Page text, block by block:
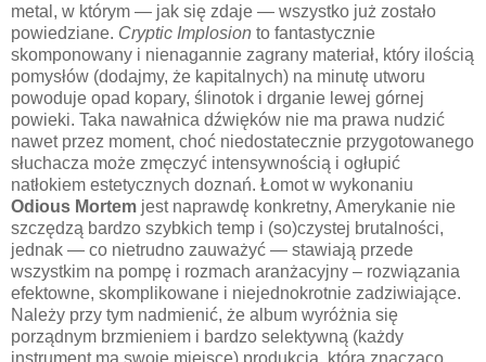
metal, w którym — jak się zdaje — wszystko już zostało
powiedziane. Cryptic Implosion to fantastycznie
skomponowany i nienagannie zagrany materiał, który ilością
pomysłów (dodajmy, że kapitalnych) na minutę utworu
powoduje opad kopary, ślinotok i drganie lewej górnej
powieki. Taka nawałnica dźwięków nie ma prawa nudzić
nawet przez moment, choć niedostatecznie przygotowanego
słuchacza może zmęczyć intensywnością i ogłupić
natłokiem estetycznych doznań. Łomot w wykonaniu
Odious Mortem jest naprawdę konkretny, Amerykanie nie
szczędzą bardzo szybkich temp i (so)czystej brutalności,
jednak — co nietrudno zauważyć — stawiają przede
wszystkim na pompę i rozmach aranżacyjny – rozwiązania
efektowne, skomplikowane i niejednokrotnie zadziwiające.
Należy przy tym nadmienić, że album wyróżnia się
porządnym brzmieniem i bardzo selektywną (każdy
instrument ma swoje miejsce) produkcją, która znacząco